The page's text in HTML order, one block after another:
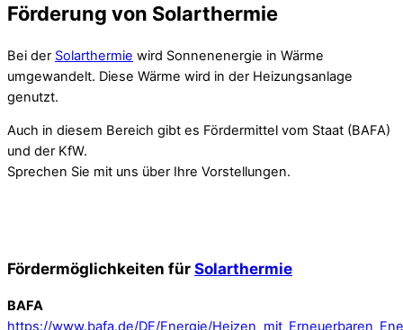
Förderung von Solarthermie
Bei der Solarthermie wird Sonnenenergie in Wärme
umgewandelt. Diese Wärme wird in der Heizungsanlage
genutzt.
Auch in diesem Bereich gibt es Fördermittel vom Staat (BAFA)
und der KfW.
Sprechen Sie mit uns über Ihre Vorstellungen.
Fördermöglichkeiten fürSolarthermie
BAFA
https://www.bafa.de/DE/Energie/